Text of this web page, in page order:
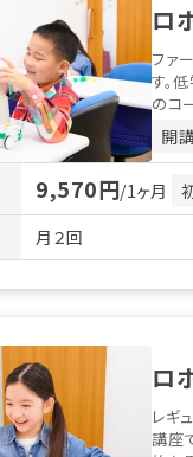
ロ
ファ
す。
のコ
開
9,570円/1ヶ月
月２回
ロ
レギ
講座